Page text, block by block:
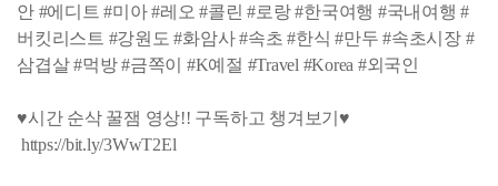
안 #에디트 #미아 #레오 #콜린 #로랑 #한국여행 #국내여행 #
버킷리스트 #강원도 #화암사 #속초 #한식 #만두 #속초시장 #
삼겹살 #먹방 #금쪽이 #K예절 #Travel #Korea #외국인
♥시간 순삭 꿀잼 영상!! 구독하고 챙겨보기♥
https://bit.ly/3WwT2El